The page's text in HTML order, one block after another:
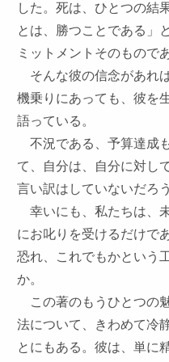
した。死は、ひとつの結
とは、勝つことである」
ミットメントそのもので
そんな彼の信念があれ
機乗りにあっても、彼を
語っている。
不況である、予算達成
て、自分は、自分に対し
言い訳はしていないだろ
幸いにも、私たちは、
にお叱りを受けるだけで
恐れ、これでもかという
か。
この著のもうひとつの
法について、きわめて冷
とにもある。彼は、単に